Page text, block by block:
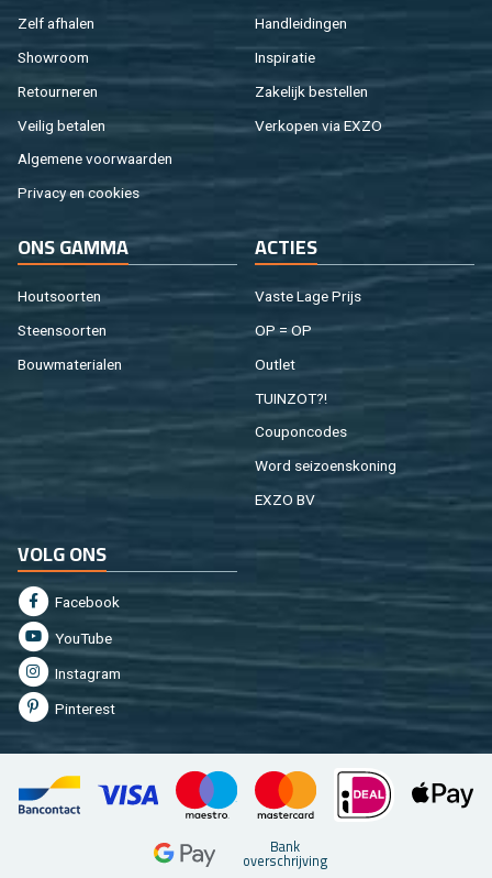
Zelf af­ha­len
Show­room
Re­tour­ne­ren
Vei­lig be­ta­len
Al­ge­me­ne voor­waar­den
Pri­va­cy en coo­kies
Hand­lei­din­gen
In­spi­ra­tie
Za­ke­lijk be­stel­len
Ver­ko­pen via EXZO
ONS GAMMA
Hout­soor­ten
Steen­soor­ten
Bouw­ma­te­ri­a­len
AC­TIES
Vaste Lage Prijs
OP = OP
Out­let
TUIN­ZOT?!
Cou­pon­co­des
Word sei­zoens­ko­ning
EXZO BV
VOLG ONS
Fa­cebook
You­Tu­be
In­st­agram
Pin­te­rest
Bank
over­schrij­ving